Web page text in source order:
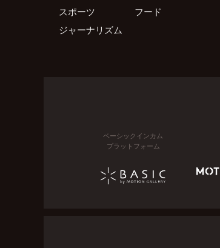
スポーツ
フード
ジャーナリズム
ベーシックインカム
プラットフォーム